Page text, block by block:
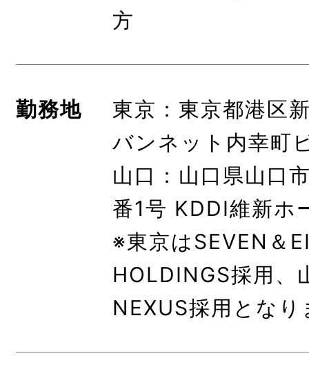
方
勤務地
東京：東京都港区
バンネット内幸町
山口：山口県山口
番1号 KDDI維新ホ
※東京はSEVEN＆
HOLDINGS採用、
NEXUS採用となり